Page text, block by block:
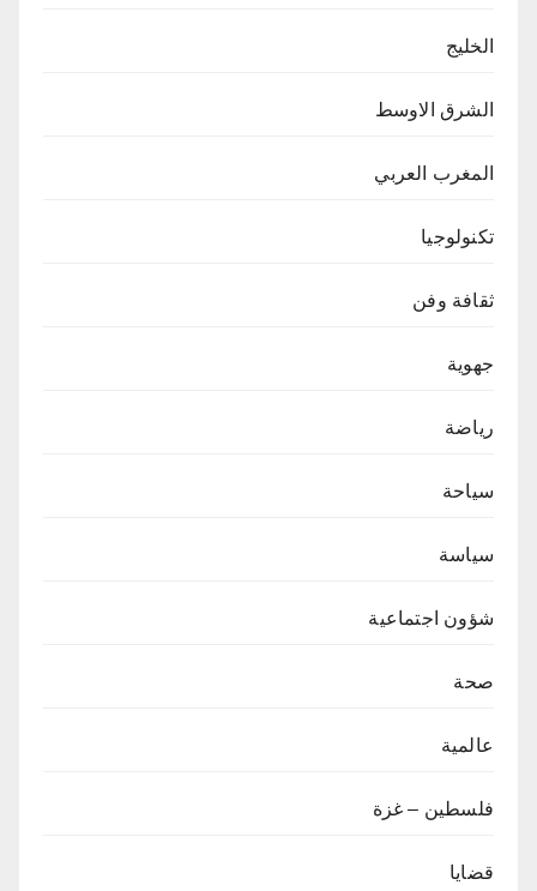
الخليج
الشرق الاوسط
المغرب العربي
تكنولوجيا
ثقافة وفن
جهوية
رياضة
سياحة
سياسة
شؤون اجتماعية
صحة
عالمية
فلسطين – غزة
قضايا